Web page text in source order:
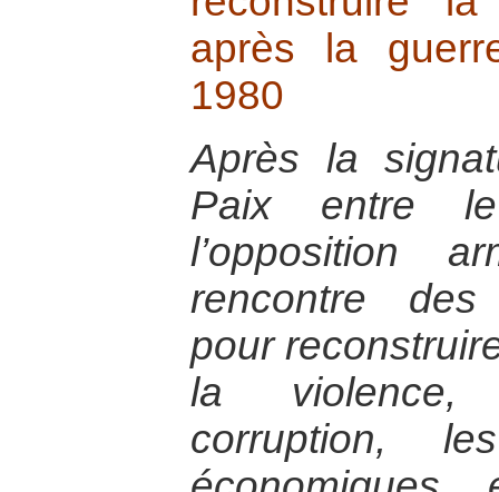
après la
1980
Après la
Paix entre
l’opposition
rencontre
pour
la violence,
corruption,